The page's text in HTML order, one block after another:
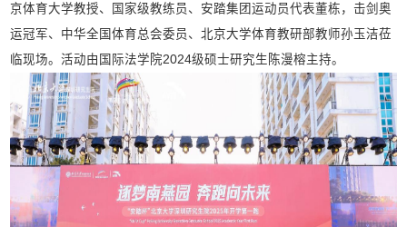
京体育大学教授、国家级教练员、安踏集团运动员代表董栋，击剑奥
运冠军、中华全国体育总会委员、北京大学体育教研部教师孙玉洁莅
临现场。活动由国际法学院2024级硕士研究生陈漫榕主持。